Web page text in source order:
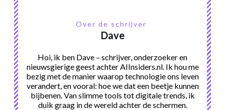
Over de schrijver
Dave
Hoi, ik ben Dave – schrijver, onderzoeker en
nieuwsgierige geest achter AIInsiders.nl. Ik hou me
bezig met de manier waarop technologie ons leven
verandert, en vooral: hoe we dat een beetje kunnen
bijbenen. Van slimme tools tot digitale trends, ik
duik graag in de wereld achter de schermen.